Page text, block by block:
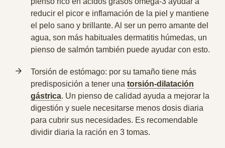
reducir el picor e inflamación de la piel y mantiene
el pelo sano y brillante. Al ser un perro amante del
agua, son más habituales dermatitis húmedas, un
pienso de salmón también puede ayudar con esto.
Torsión de estómago: por su tamaño tiene más
predisposición a tener una torsión-dilatación
gástrica. Un pienso de calidad ayuda a mejorar la
digestión y suele necesitarse menos dosis diaria
para cubrir sus necesidades. Es recomendable
dividir diaria la ración en 3 tomas.